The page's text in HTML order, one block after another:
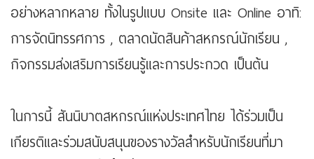
อย่างหลากหลาย ทั้งในรูปแบบ Onsite และ Online อาทิ:
การจัดนิทรรศการ , ตลาดนัดสินค้าสหกรณ์นักเรียน ,
กิจกรรมส่งเสริมการเรียนรู้และการประกวด เป็นต้น
ในการนี้ สันนิบาตสหกรณ์แห่งประเทศไทย ได้ร่วมเป็น
เกียรติและร่วมสนับสนุนของรางวัลสำหรับนักเรียนที่มา